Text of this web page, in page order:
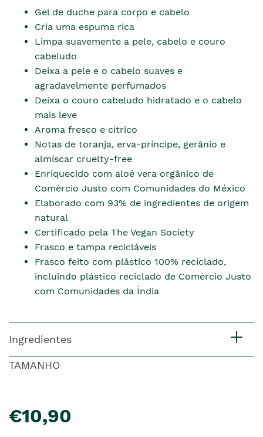
Gel de duche para corpo e cabelo
Cria uma espuma rica
Limpa suavemente a pele, cabelo e couro
cabeludo
Deixa a pele e o cabelo suaves e
agradavelmente perfumados
Deixa o couro cabeludo hidratado e o cabelo
mais leve
Aroma fresco e cítrico
Notas de toranja, erva-príncipe, gerânio e
almíscar cruelty-free
Enriquecido com aloé vera orgânico de
Comércio Justo com Comunidades do México
Elaborado com 93% de ingredientes de origem
natural
Certificado pela The Vegan Society
Frasco e tampa recicláveis
Frasco feito com plástico 100% reciclado,
incluindo plástico reciclado de Comércio Justo
com Comunidades da Índia
Ingredientes
TAMANHO
€10,90